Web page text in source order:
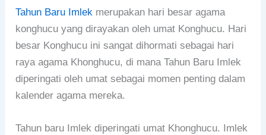
Tahun Baru Imlek merupakan hari besar agama
konghucu yang dirayakan oleh umat Konghucu. Hari
besar Konghucu ini sangat dihormati sebagai hari
raya agama Khonghucu, di mana Tahun Baru Imlek
diperingati oleh umat sebagai momen penting dalam
kalender agama mereka.
Tahun baru Imlek diperingati umat Khonghucu. Imlek